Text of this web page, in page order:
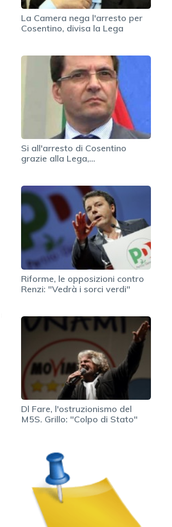
La Camera nega l'arresto per
Cosentino, divisa la Lega
Si all'arresto di Cosentino
grazie alla Lega,…
Riforme, le opposizioni contro
Renzi: "Vedrà i sorci verdi"
Dl Fare, l'ostruzionismo del
M5S. Grillo: "Colpo di Stato"